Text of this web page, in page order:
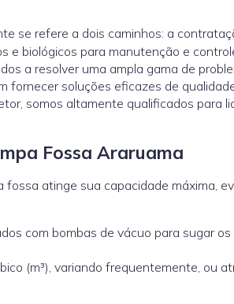
se refere a dois caminhos: a
biológicos para manutenção e
a resolver uma ampla gama de
fornecer soluções eficazes de
somos altamente qualificados para
Fossa Araruama
atinge sua capacidade máxima,
com bombas de vácuo para sugar os
(m³), variando frequentemente, ou